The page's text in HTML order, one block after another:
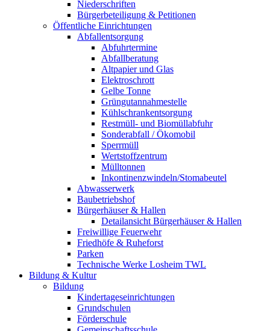
Niederschriften
Bürgerbeteiligung & Petitionen
Öffentliche Einrichtungen
Abfallentsorgung
Abfuhrtermine
Abfallberatung
Altpapier und Glas
Elektroschrott
Gelbe Tonne
Grüngutannahmestelle
Kühlschrankentsorgung
Restmüll- und Biomüllabfuhr
Sonderabfall / Ökomobil
Sperrmüll
Wertstoffzentrum
Mülltonnen
Inkontinenzwindeln/Stomabeutel
Abwasserwerk
Baubetriebshof
Bürgerhäuser & Hallen
Detailansicht Bürgerhäuser & Hallen
Freiwillige Feuerwehr
Friedhöfe & Ruheforst
Parken
Technische Werke Losheim TWL
Bildung & Kultur
Bildung
Kindertageseinrichtungen
Grundschulen
Förderschule